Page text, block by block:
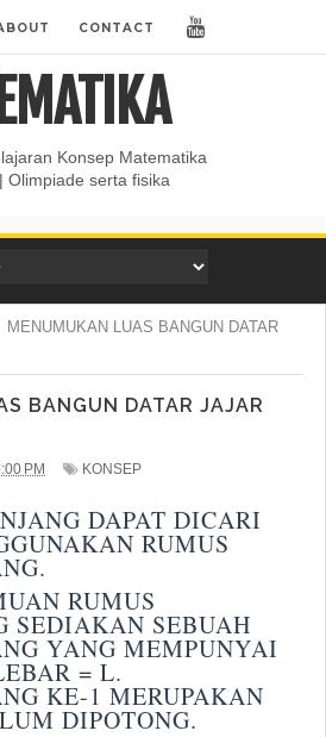
CONTACT
Konsep Matematika
Olimpiade serta fisika
MENUMUKAN LUAS BANGUN DATAR
BANGUN DATAR JAJAR
PM KONSEP
DAPAT DICARI
RUMUS
RUMUS
SEDIAKAN SEBUAH
YANG MEMPUNYAI
= L.
KE-1 MERUPAKAN
DIPOTONG.